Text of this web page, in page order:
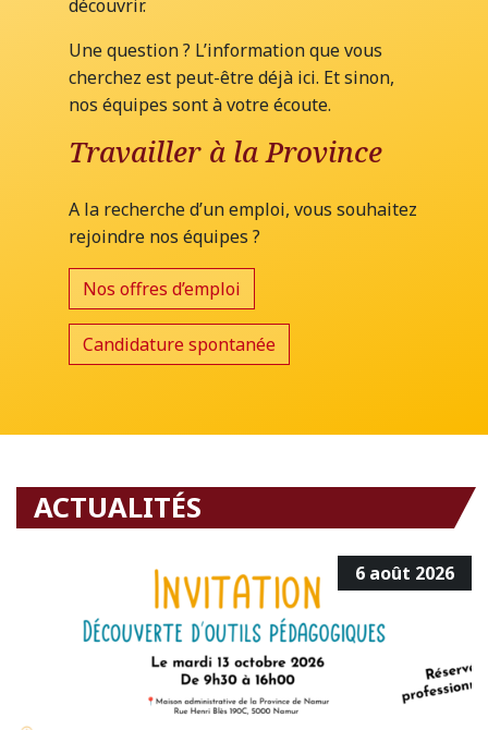
découvrir.
Une question ? L’information que vous
cherchez est peut-être déjà ici. Et sinon,
nos équipes sont à votre écoute.
Travailler à la Province
A la recherche d’un emploi, vous souhaitez
rejoindre nos équipes ?
Nos offres d’emploi
Candidature spontanée
ACTUALITÉS
6 août 2026